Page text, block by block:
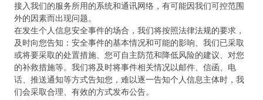
接入我们的服务所用的系统和通讯网络，有可能因我们可控范围
外的因素而出现问题。
在发生个人信息安全事件的场合，我们将按照法律法规的要求，
及时向您告知：安全事件的基本情况和可能的影响、我们已采取
或将要采取的处置措施、您可自主防范和降低风险的建议、对您
的补救措施等。我们将及时将事件相关情况以邮件、信函、电
话、推送通知等方式告知您，难以逐一告知个人信息主体时，我
们会采取合理、有效的方式发布公告。